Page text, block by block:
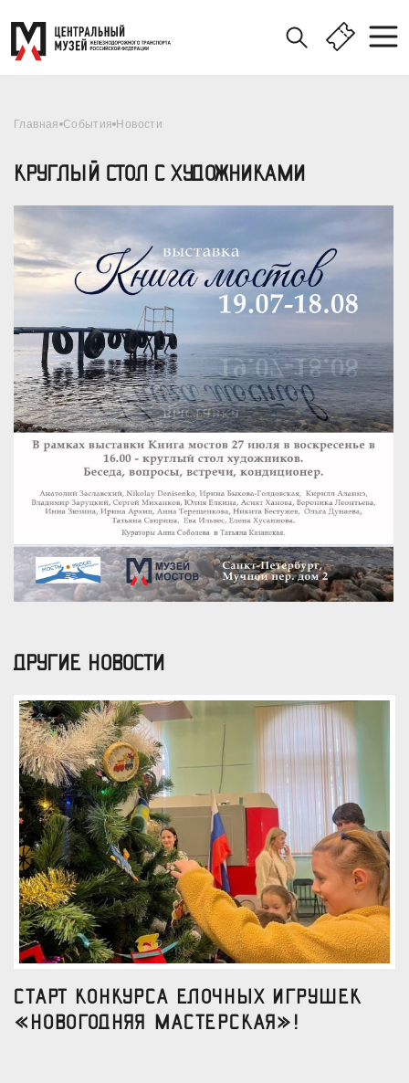
Главная События Новости
КРУГЛЫЙ СТОЛ С ХУДОЖНИКАМИ
ДРУГИЕ НОВОСТИ
Старт конкурса елочных игрушек
«Новогодняя мастерская»!